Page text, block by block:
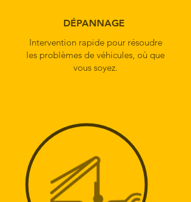
DÉPANNAGE
Intervention rapide pour résoudre
les problèmes de véhicules, où que
vous soyez.